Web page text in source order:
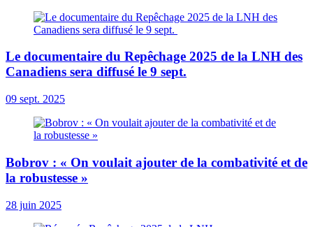
Le documentaire du Repêchage 2025 de la LNH des
Canadiens sera diffusé le 9 sept.
09 sept. 2025
Bobrov : « On voulait ajouter de la combativité et de
la robustesse »
28 juin 2025